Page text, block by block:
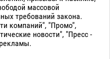
массовой
требований закона.
компаний", "Промо",
новости", "Пресс -